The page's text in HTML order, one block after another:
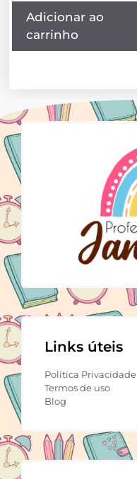
Adicionar ao
carrinho
Links úteis
Política Privacidade
Termos de uso
Blog